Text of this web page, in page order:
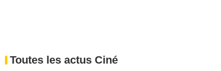
Toutes les actus Ciné